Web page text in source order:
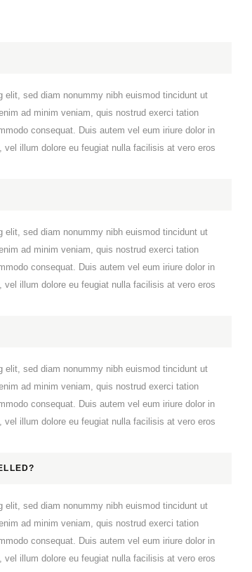
sed diam nonummy nibh euismod tincidunt ut
ad minim veniam, quis nostrud exerci tation
consequat. Duis autem vel eum iriure dolor in
illum dolore eu feugiat nulla facilisis at vero eros
sed diam nonummy nibh euismod tincidunt ut
ad minim veniam, quis nostrud exerci tation
consequat. Duis autem vel eum iriure dolor in
illum dolore eu feugiat nulla facilisis at vero eros
sed diam nonummy nibh euismod tincidunt ut
ad minim veniam, quis nostrud exerci tation
consequat. Duis autem vel eum iriure dolor in
illum dolore eu feugiat nulla facilisis at vero eros
sed diam nonummy nibh euismod tincidunt ut
ad minim veniam, quis nostrud exerci tation
consequat. Duis autem vel eum iriure dolor in
illum dolore eu feugiat nulla facilisis at vero eros